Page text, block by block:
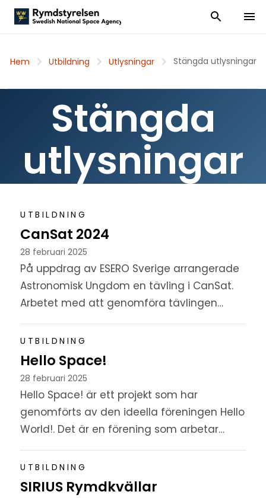
Visa och dölj
Visa
Hem Utbildning Utlysningar Stängda utlysningar
Stängda
utlysningar
UTBILDNING
CanSat 2024
28 februari 2025
På uppdrag av ESERO Sverige arrangerade
Astronomisk Ungdom en tävling i CanSat.
Arbetet med att genomföra tävlingen
inleddes i november 2023 då
projektgruppen tillsattes och planeringen
startade....
UTBILDNING
Hello Space!
28 februari 2025
Hello Space! är ett projekt som har
genomförts av den ideella föreningen Hello
World!. Det är en förening som arbetar
med att göra digitalt skapande tillgängligt
för barn och unga, oavsett bakgrund...
UTBILDNING
SIRIUS Rymdkvällar